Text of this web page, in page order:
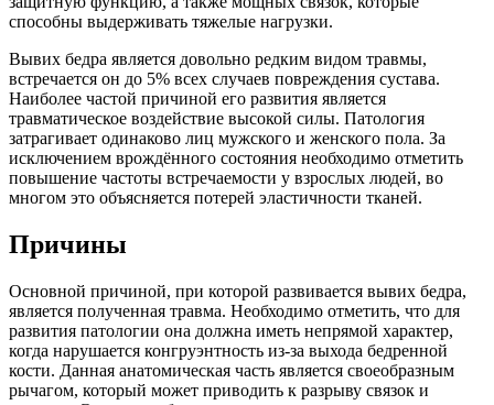
способны выдерживать тяжелые нагрузки.
Вывих бедра является довольно редким видом травмы,
встречается он до 5% всех случаев повреждения сустава.
Наиболее частой причиной его развития является
травматическое воздействие высокой силы. Патология
затрагивает одинаково лиц мужского и женского пола. За
исключением врождённого состояния необходимо отметить
повышение частоты встречаемости у взрослых людей, во
многом это объясняется потерей эластичности тканей.
Причины
Основной причиной, при которой развивается вывих бедра,
является полученная травма. Необходимо отметить, что для
развития патологии она должна иметь непрямой характер,
когда нарушается конгруэнтность из-за выхода бедренной
кости. Данная анатомическая часть является своеобразным
рычагом, который может приводить к разрыву связок и